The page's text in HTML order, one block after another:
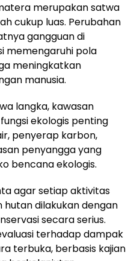
merupakan satwa
cukup luas. Perubahan
gangguan di
memengaruhi pola
meningkatkan
manusia.
langka, kawasan
ekologis penting
penyerap karbon,
penyangga yang
bencana ekologis.
agar setiap aktivitas
dilakukan dengan
secara serius.
terhadap dampak
terbuka, berbasis kajian